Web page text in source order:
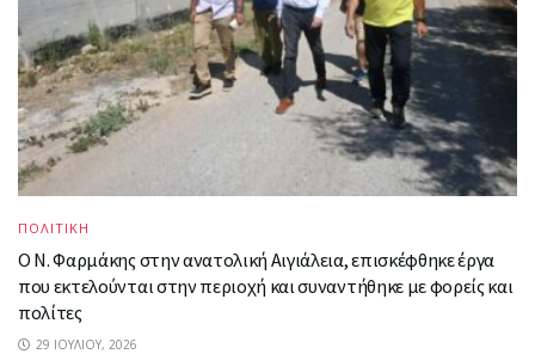
ΠΟΛΙΤΙΚΗ
Ο Ν. Φαρμάκης στην ανατολική Αιγιάλεια, επισκέφθηκε έργα
που εκτελούνται στην περιοχή και συναντήθηκε με φορείς και
πολίτες
29 ΙΟΥΛΊΟΥ, 2026